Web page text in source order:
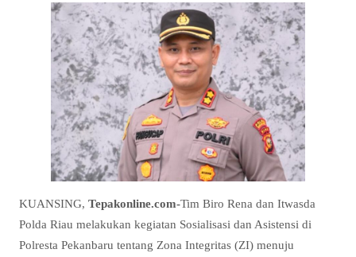
KUANSING, Tepakonline.com-Tim Biro Rena dan Itwasda
Polda Riau melakukan kegiatan Sosialisasi dan Asistensi di
Polresta Pekanbaru tentang Zona Integritas (ZI) menuju